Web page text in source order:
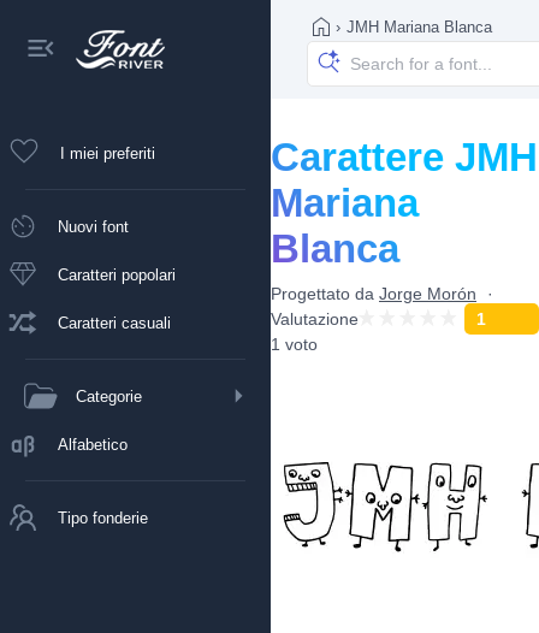
I miei preferiti
Nuovi font
Caratteri popolari
Caratteri casuali
Categorie
Alfabetico
Tipo fonderie
› JMH Mariana Blanca
Carattere JMH
Mariana
Blanca
Progettato da Jorge Morón
Valutazione
1
1 voto